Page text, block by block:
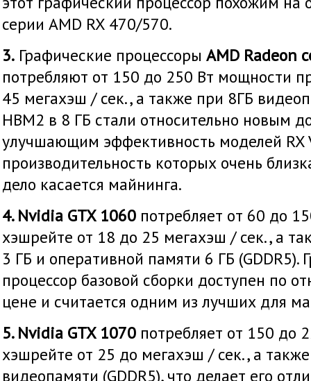
серии AMD RX 470/570.
3. Графические процессоры AMD Radeon
потребляют от 150 до 250 Вт мощности
45 мегахэш / сек., а также при 8ГБ
HBM2 в 8 ГБ стали относительно новым
улучшающим эффективность моделей RX
производительность которых очень
дело касается майнинга.
4. Nvidia GTX 1060 потребляет от 60 до
хэшрейте от 18 до 25 мегахэш / сек., а
3 ГБ и оперативной памяти 6 ГБ (GDDR5).
процессор базовой сборки доступен по
цене и считается одним из лучших для
5. Nvidia GTX 1070 потребляет от 150 до
хэшрейте от 25 до мегахэш / сек., а
видеопамяти (GDDR5), что делает его